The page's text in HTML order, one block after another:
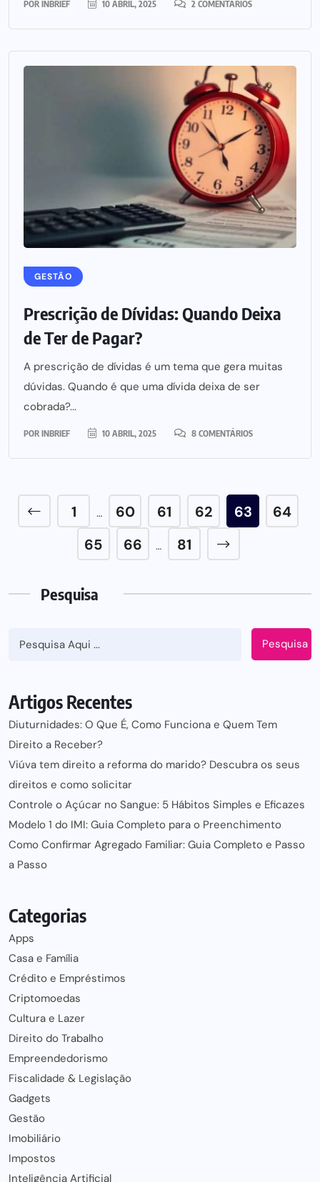
POR INBRIEF 10 ABRIL, 2025 2 COMENTÁRIOS
GESTÃO
Prescrição de Dívidas: Quando Deixa
de Ter de Pagar?
A prescrição de dívidas é um tema que gera muitas
dúvidas. Quando é que uma dívida deixa de ser
cobrada?...
POR INBRIEF 10 ABRIL, 2025 8 COMENTÁRIOS
1 … 60 61 62 63
64
65
66 … 81
Pesquisa
Pesquisa
Artigos Recentes
Diuturnidades: O Que É, Como Funciona e Quem Tem
Direito a Receber?
Viúva tem direito a reforma do marido? Descubra os seus
direitos e como solicitar
Controle o Açúcar no Sangue: 5 Hábitos Simples e Eficazes
Modelo 1 do IMI: Guia Completo para o Preenchimento
Como Confirmar Agregado Familiar: Guia Completo e Passo
a Passo
Categorias
Apps
Casa e Família
Crédito e Empréstimos
Criptomoedas
Cultura e Lazer
Direito do Trabalho
Empreendedorismo
Fiscalidade & Legislação
Gadgets
Gestão
Imobiliário
Impostos
Inteligência Artificial